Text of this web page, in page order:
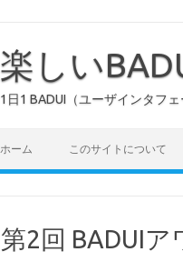
楽しい
1日1 BADUI（ユーザインタフェ
ホーム このサイトについて
第2回 BADUIア